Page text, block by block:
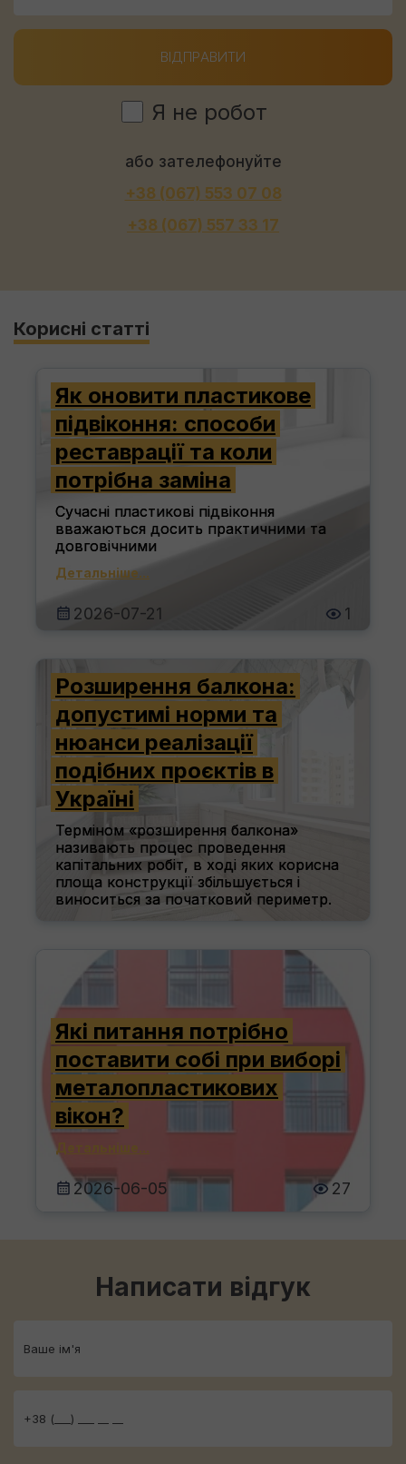
ВІДПРАВИТИ
Я не робот
або зателефонуйте
+38 (067) 553 07 08
+38 (067) 557 33 17
Корисні статті
Як оновити пластикове
підвіконня: способи
реставрації та коли
потрібна заміна
Сучасні пластикові підвіконня
вважаються досить практичними та
довговічними
Детальніше...
2026-07-21 1
Розширення балкона:
допустимі норми та
нюанси реалізації
подібних проєктів в
Україні
Терміном «розширення балкона»
називають процес проведення
капітальних робіт, в ході яких корисна
площа конструкції збільшується і
виноситься за початковий периметр.
Детальніше...
2026-07-21
Які питання потрібно
поставити собі при виборі
металопластикових
вікон?
Детальніше...
2026-06-05 27
Написати відгук